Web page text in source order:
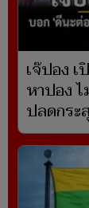
เจ๊ปอง
หาปอง
ปลดกระ